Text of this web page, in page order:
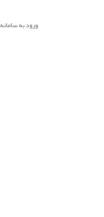
ورود به سامانه